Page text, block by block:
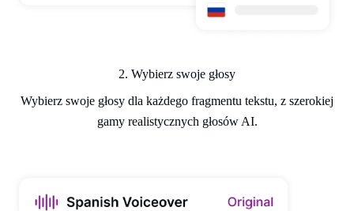
2. Wybierz swoje głosy
Wybierz swoje głosy dla każdego fragmentu tekstu, z szerokiej
gamy realistycznych głosów AI.